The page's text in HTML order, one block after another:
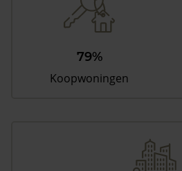
79%
Koopwoningen